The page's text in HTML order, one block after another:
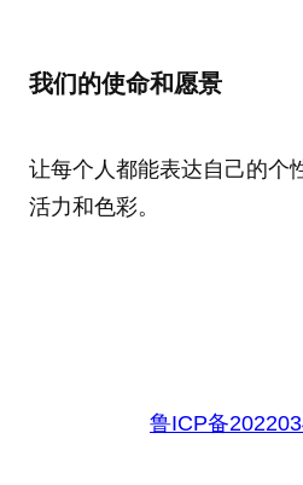
我们的使命和愿景
让每个人都能表达自己的个
活力和色彩。
鲁ICP备